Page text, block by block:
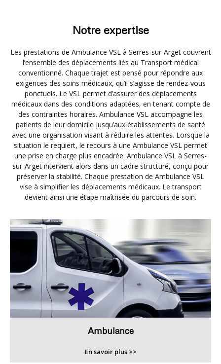
Notre expertise
Les prestations de Ambulance VSL à Serres-sur-Arget couvrent
l’ensemble des déplacements liés au Transport médical
conventionné. Chaque trajet est pensé pour répondre aux
exigences des soins médicaux, qu’il s’agisse de rendez-vous
ponctuels. Le VSL permet d’assurer des déplacements
médicaux dans des conditions adaptées, en tenant compte de
des contraintes horaires. Ambulance VSL accompagne les
patients de leur domicile jusqu’aux établissements de santé
avec une organisation visant à réduire les attentes. Lorsque la
situation le requiert, le recours à une Ambulance VSL permet
une prise en charge plus encadrée. Ambulance VSL à Serres-
sur-Arget intervient alors dans un cadre structuré, conçu pour
préserver la stabilité. Chaque prestation de Ambulance VSL
vise à simplifier les déplacements médicaux. Le transport
devient ainsi une étape maîtrisée du parcours de soin.
Ambulance
En savoir plus >>